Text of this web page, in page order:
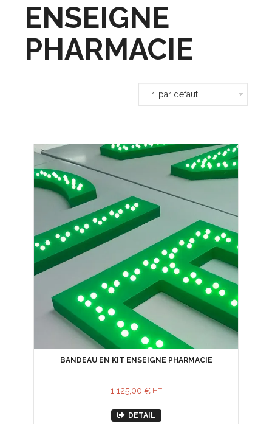
ENSEIGNE
PHARMACIE
BANDEAU EN KIT ENSEIGNE PHARMACIE
1 125,00 € HT
DETAIL